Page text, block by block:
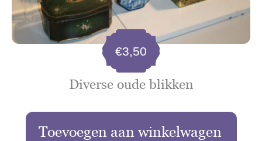
Diverse oude blikken
€3,50
Toevoegen aan winkelwagen